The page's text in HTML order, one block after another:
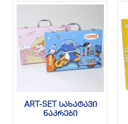
ART-SET სახატავი
ნაკრები